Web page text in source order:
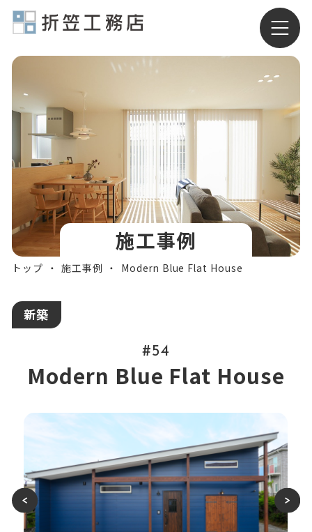
有限会社折笠工務店
施工事例
トップ 施工事例 Modern Blue Flat House
新築
#54
Modern Blue Flat House